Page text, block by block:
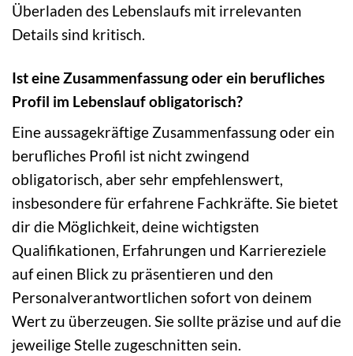
Überladen des Lebenslaufs mit irrelevanten
Details sind kritisch.
Ist eine Zusammenfassung oder ein berufliches
Profil im Lebenslauf obligatorisch?
Eine aussagekräftige Zusammenfassung oder ein
berufliches Profil ist nicht zwingend
obligatorisch, aber sehr empfehlenswert,
insbesondere für erfahrene Fachkräfte. Sie bietet
dir die Möglichkeit, deine wichtigsten
Qualifikationen, Erfahrungen und Karriereziele
auf einen Blick zu präsentieren und den
Personalverantwortlichen sofort von deinem
Wert zu überzeugen. Sie sollte präzise und auf die
jeweilige Stelle zugeschnitten sein.